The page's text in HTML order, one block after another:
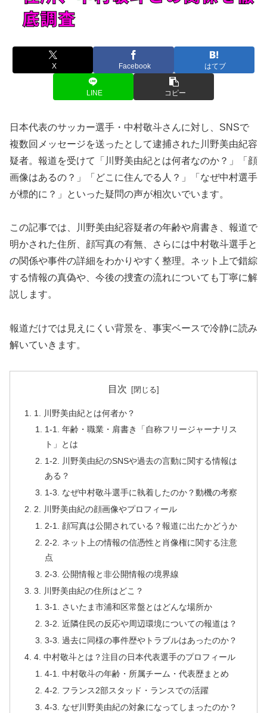
X Facebook はてブ
LINE コピー
日本代表のサッカー選手・中村敬斗さんに対し、SNSで
複数回メッセージを送ったとして逮捕された川野美由紀容
疑者。報道を受けて「川野美由紀とは何者なのか？」「顔
画像はあるの？」「どこに住んでる人？」「なぜ中村選手
が標的に？」といった疑問の声が相次いでいます。
この記事では、川野美由紀容疑者の年齢や肩書き、報道で
明かされた住所、顔写真の有無、さらには中村敬斗選手と
の関係や事件の詳細をわかりやすく整理。ネット上で錯綜
する情報の真偽や、今後の捜査の流れについても丁寧に解
説します。
報道だけでは見えにくい背景を、事実ベースで冷静に読み
解いていきます。
目次
1. 川野美由紀とは何者か？
1-1. 年齢・職業・肩書き「自称フリージャーナリス
ト」とは
1-2. 川野美由紀のSNSや過去の言動に関する情報は
ある？
1-3. なぜ中村敬斗選手に執着したのか？動機の考察
2. 川野美由紀の顔画像やプロフィール
2-1. 顔写真は公開されている？報道に出たかどうか
2-2. ネット上の情報の信憑性と肖像権に関する注意
点
2-3. 公開情報と非公開情報の境界線
3. 川野美由紀の住所はどこ？
3-1. さいたま市浦和区常盤とはどんな場所か
3-2. 近隣住民の反応や周辺環境についての報道は？
3-3. 過去に同様の事件歴やトラブルはあったのか？
4. 中村敬斗とは？注目の日本代表選手のプロフィール
4-1. 中村敬斗の年齢・所属チーム・代表歴まとめ
4-2. フランス2部スタッド・ランスでの活躍
4-3. なぜ川野美由紀の対象になってしまったのか？